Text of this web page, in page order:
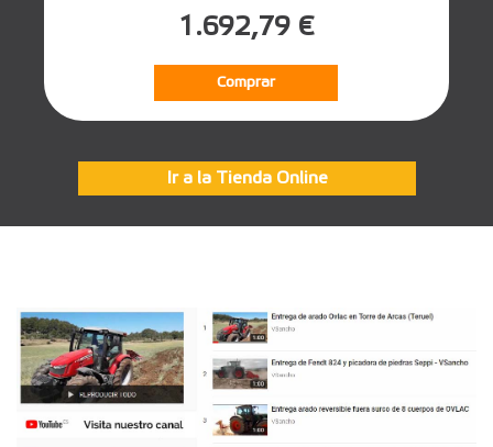
1.692,79 €
Comprar
Ir a la Tienda Online